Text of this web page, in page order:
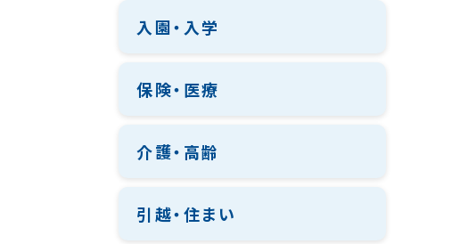
入園・入学
保険・医療
介護・高齢
引越・住まい